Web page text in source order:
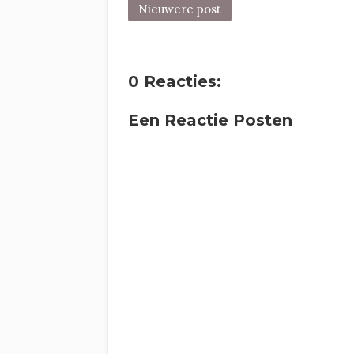
Nieuwere post
0 Reacties:
Een Reactie Posten